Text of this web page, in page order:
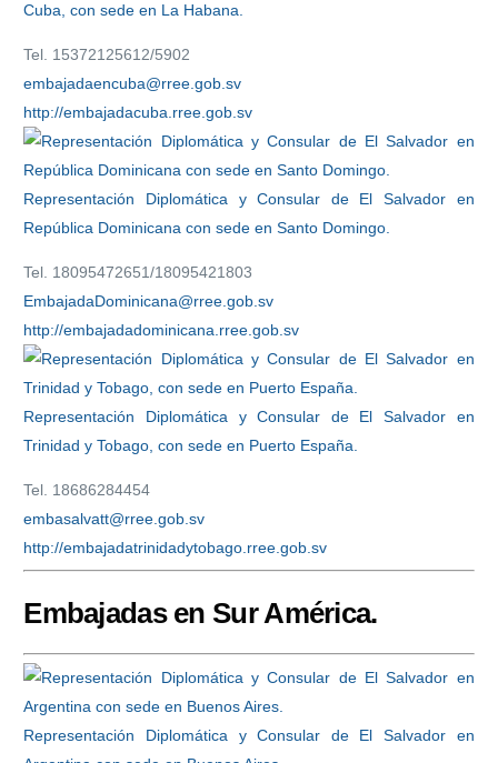
Cuba, con sede en La Habana.
Tel. 15372125612/5902
embajadaencuba@rree.gob.sv
http://embajadacuba.rree.gob.sv
Representación Diplomática y Consular de El Salvador en
República Dominicana con sede en Santo Domingo.
Tel. 18095472651/18095421803
EmbajadaDominicana@rree.gob.sv
http://embajadadominicana.rree.gob.sv
Representación Diplomática y Consular de El Salvador en
Trinidad y Tobago, con sede en Puerto España.
Tel. 18686284454
embasalvatt@rree.gob.sv
http://embajadatrinidadytobago.rree.gob.sv
Embajadas en Sur América.
Representación Diplomática y Consular de El Salvador en